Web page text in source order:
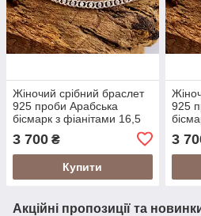
Жіночий срібний браслет
925 проби Арабська
бісмарк з фіанітами 16,5
3 700 ₴
Купити
925
3
Акційні пропозиції та